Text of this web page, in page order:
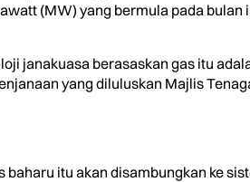
(MW) yang bermula pada bulan
janakuasa berasaskan gas itu
yang diluluskan Majlis
itu akan disambungkan ke